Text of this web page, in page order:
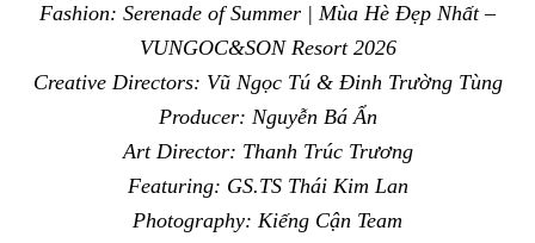
Fashion: Serenade of Summer | Mùa Hè Đẹp Nhất –
VUNGOC&SON Resort 2026
Creative Directors: Vũ Ngọc Tú & Đinh Trường Tùng
Producer: Nguyễn Bá Ẩn
Art Director: Thanh Trúc Trương
Featuring: GS.TS Thái Kim Lan
Photography: Kiếng Cận Team